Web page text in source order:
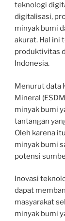
teknologi
digitalisasi,
minyak bumi
akurat. Hal ini
produktivitas
Indonesia.
Menurut data
Mineral
minyak bumi
tantangan
Oleh karena
minyak bumi
potensi
Inovasi
dapat
masyarakat
minyak bumi